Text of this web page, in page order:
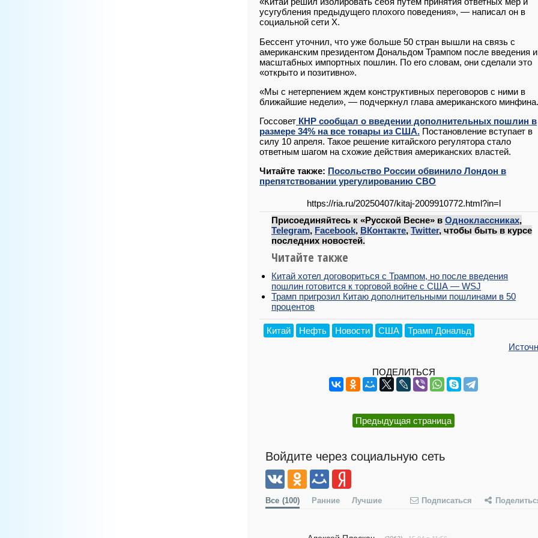
усугубления предыдущего плохого поведения», — написал он в
социальной сети Х.
Бессент уточнил, что уже больше 50 стран вышли на связь с
американским президентом Дональдом Трампом после введения
масштабных импортных пошлин. По его словам, они сделали это
«открыто и позитивно».
«Мы с нетерпением ждем конструктивных переговоров с ними в
ближайшие недели», — подчеркнул глава американского минфина.
Госсовет КНР сообщал о введении дополнительных пошлин в
размере 34% на все товары из США. Постановление вступает в
силу 10 апреля. Такое решение китайского регулятора стало
ответным шагом на схожие действия американских властей.
Читайте также: Посольство России обвинило Лондон в
препятствовании урегулированию СВО
https://ria.ru/20250407/kitaj-2009910772.html?in=l
Присоединяйтесь к «Русской Весне» в Одноклассниках,
Telegram, Facebook, ВКонтакте, Twitter, чтобы быть в курсе
последних новостей.
Читайте также
Китай хотел договориться с Трампом, но после введения
пошлин готовится к торговой войне с США — WSJ
Трамп пригрозил Китаю дополнительными пошлинами в 50
процентов
Китай Нефть Новости США
Трамп Дональд
ПОДЕЛИТЬСЯ
Предыдущая страница
Войдите через социальную сеть
Все (100) Ранние Лучшие Подписаться